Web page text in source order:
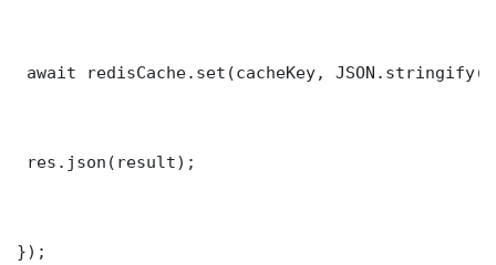
await redisCache.set(cacheKey,
res.json(result);
});